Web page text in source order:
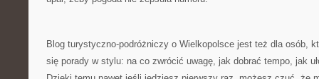
Blog turystyczno-podróżniczy o Wielkopolsce jest też dla osób,
się porady w stylu: na co zwrócić uwagę, jak dobrać tempo, jak